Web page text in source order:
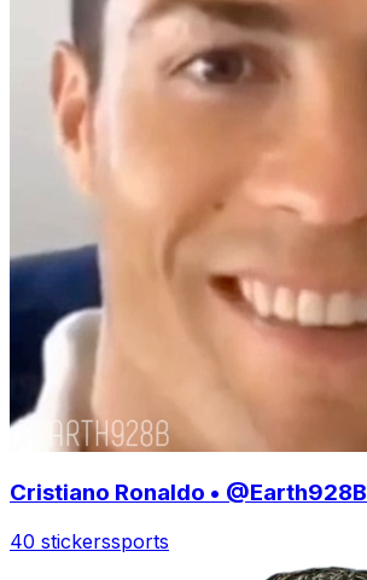
Cristiano Ronaldo • @Earth928B
40 stickerssports